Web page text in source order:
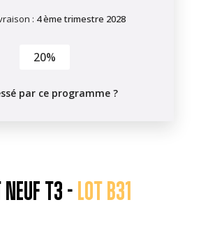
: 4 ème trimestre 2028
20%
par ce programme ?
NEUF T3 - LOT B31